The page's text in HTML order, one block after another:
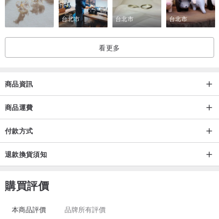
台北市 台北市 台北市
看更多
商品資訊
商品運費
付款方式
退款換貨須知
購買評價
本商品評價 品牌所有評價